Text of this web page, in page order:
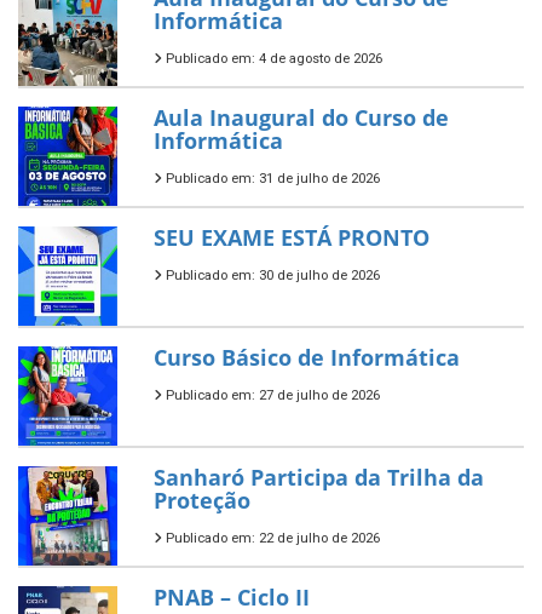
Informática
Publicado em: 4 de agosto de 2026
Aula Inaugural do Curso de
Informática
Publicado em: 31 de julho de 2026
SEU EXAME ESTÁ PRONTO
Publicado em: 30 de julho de 2026
Curso Básico de Informática
Publicado em: 27 de julho de 2026
Sanharó Participa da Trilha da
Proteção
Publicado em: 22 de julho de 2026
PNAB – Ciclo II